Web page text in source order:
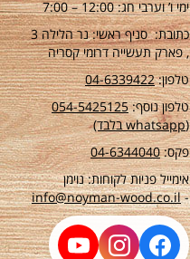
ימי ו’ וערבי חג: 12:00 – 7:00
כתובת: סניף ראשי: נר הלילה 3
, פארק תעשייה דרומי קסריה
טלפון:04-6339422
טלפון נוסף:
054-5425125
(whatsapp בלבד)
פקס:04-6344040
אימייל פניות לקוחות: נוימן
-
info@noyman-wood.co.il